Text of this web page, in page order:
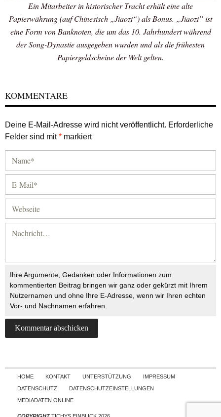
Ein Mitarbeiter in historischer Tracht erhält eine alte
Papierwährung (auf Chinesisch „Jiaozi“) als Bonus. „Jiaozi” ist
eine Form von Banknoten, die um das 10. Jahrhundert während
der Song-Dynastie ausgegeben wurden und als die frühesten
Papiergeldscheine der Welt gelten.
KOMMENTARE
Deine E-Mail-Adresse wird nicht veröffentlicht. Erforderliche
Felder sind mit* markiert
Ihre Argumente, Gedanken oder Informationen zum
kommentierten Beitrag bringen wir ganz oder gekürzt mit Ihrem
Nutzernamen und ohne Ihre E-Adresse, wenn wir Ihren echten
Vor- und Nachnamen erfahren.
Skip to content
HOME KONTAKT UNTERSTÜTZUNG
IMPRESSUM
DATENSCHUTZ
DATENSCHUTZEINSTELLUNGEN
MEDIADATEN ONLINE